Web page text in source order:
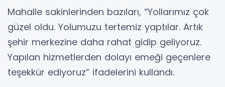
Mahalle sakinlerinden bazıları, “Yollarımız çok
güzel oldu. Yolumuzu tertemiz yaptılar. Artık
şehir merkezine daha rahat gidip geliyoruz.
Yapılan hizmetlerden dolayı emeği geçenlere
teşekkür ediyoruz” ifadelerini kullandı.